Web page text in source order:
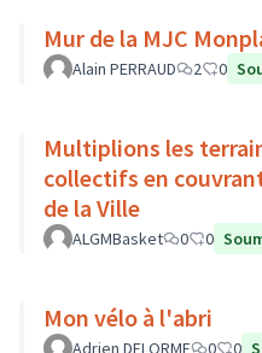
Mur de la MJC
Alain PERRAUD 2 0
Multiplions les
collectifs en
de la Ville
ALGMBasket 0 0
Mon vélo à l'abri
Adrien DELORME 0 0